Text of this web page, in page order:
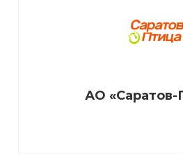
АО «Саратов-